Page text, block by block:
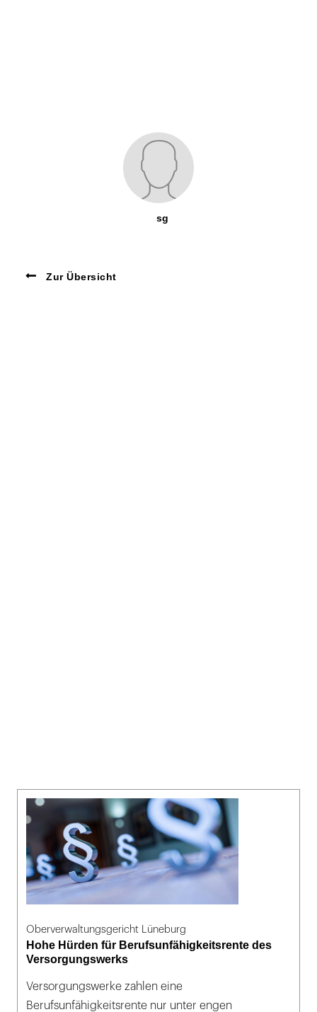
sg
Zur Übersicht
Oberverwaltungsgericht Lüneburg
Hohe Hürden für Berufsunfähigkeitsrente des
Versorgungswerks
Versorgungswerke zahlen eine
Berufsunfähigkeitsrente nur unter engen